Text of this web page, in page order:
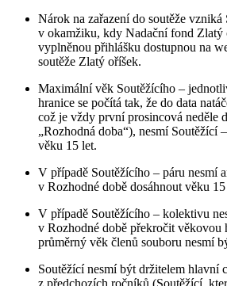
Nárok na zařazení do soutěže vzniká
v okamžiku, kdy Nadační fond Zlatý
vyplněnou přihlášku dostupnou na
soutěže Zlatý oříšek.
Maximální věk Soutěžícího –
hranice se počítá tak, že do data
což je vždy první prosincová neděle
„Rozhodná doba“), nesmí Soutěžící
věku 15 let.
V případě Soutěžícího – páru nesmí
v Rozhodné době dosáhnout věku
V případě Soutěžícího – kolektivu
v Rozhodné době překročit věkovou
průměrný věk členů souboru nesmí
Soutěžící nesmí být držitelem hlavní